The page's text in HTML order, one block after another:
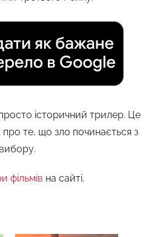
історичний трилер. Це
те, що зло починається з
фільмів на сайті.